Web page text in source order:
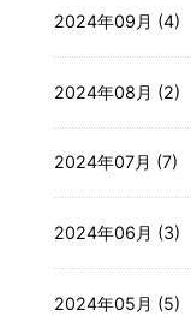
2024年09月 (4)
2024年08月 (2)
2024年07月 (7)
2024年06月 (3)
2024年05月 (5)